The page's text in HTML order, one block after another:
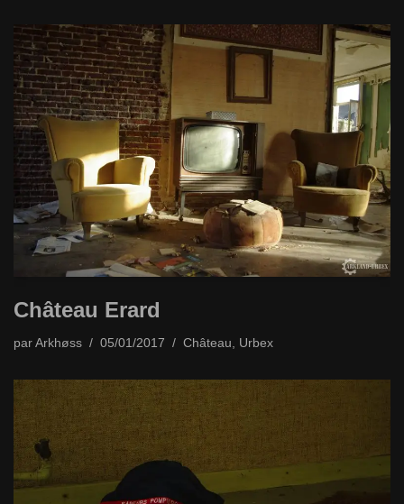
Château Erard
par Arkhøss 05/01/2017 Château, Urbex